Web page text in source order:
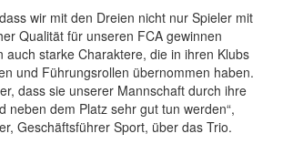
wir mit den Dreien nicht nur Spieler mit
Qualität für unseren FCA gewinnen
auch starke Charaktere, die in ihren Klubs
und Führungsrollen übernommen haben.
dass sie unserer Mannschaft durch ihre
neben dem Platz sehr gut tun werden“,
Geschäftsführer Sport, über das Trio.